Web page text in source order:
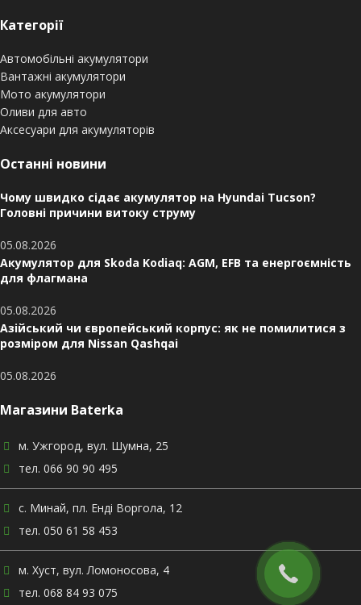
Категорії
Автомобільні акумулятори
Вантажні акумулятори
Мото акумулятори
Оливи для авто
Аксесуари для акумуляторів
Останні новини
Чому швидко сідає акумулятор на Hyundai Tucson?
Головні причини витоку струму
05.08.2026
Акумулятор для Skoda Kodiaq: AGM, EFB та енергоємність
для флагмана
05.08.2026
Азійський чи європейський корпус: як не помилитися з
розміром для Nissan Qashqai
05.08.2026
Магазини Baterka
м. Ужгород, вул. Шумна, 25
тел. 066 90 90 495
с. Минай, пл. Енді Воргола, 12
тел. 050 61 58 453
м. Хуст, вул. Ломоносова, 4
тел. 068 84 93 075